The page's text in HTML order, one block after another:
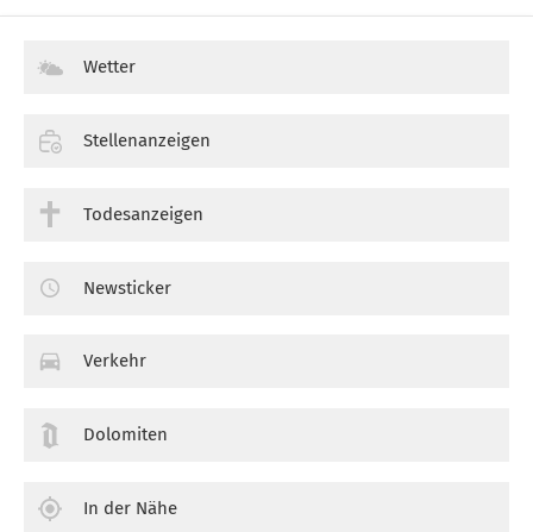
Wetter
Stellenanzeigen
Todesanzeigen
Newsticker
Verkehr
Dolomiten
In der Nähe